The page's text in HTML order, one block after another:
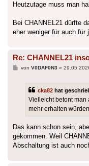
Heutzutage muss man
Bei CHANNEL21 dürfte
eher weniger für auch
Re: CHANNEL21
Beitrag
von V0DAF0N3 »
cka82 hat
Vielleicht betont man
mehr erhalten
Das kann schon sein,
gekommen. Weil
Abschaltung ist auch